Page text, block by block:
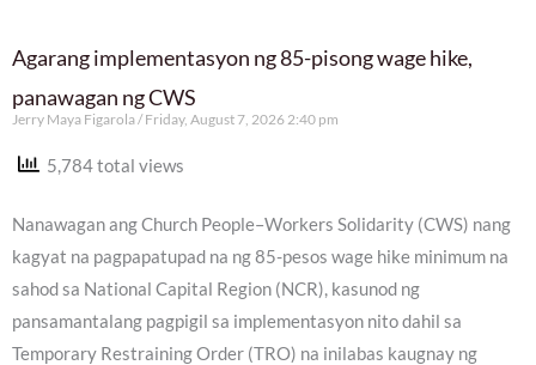
Agarang implementasyon ng 85-pisong wage hike,
panawagan ng CWS
Jerry Maya Figarola Friday, August 7, 2026 2:40 pm
5,784 total views
Nanawagan ang Church People–Workers Solidarity (CWS) nang
kagyat na pagpapatupad na ng 85-pesos wage hike minimum na
sahod sa National Capital Region (NCR), kasunod ng
pansamantalang pagpigil sa implementasyon nito dahil sa
Temporary Restraining Order (TRO) na inilabas kaugnay ng